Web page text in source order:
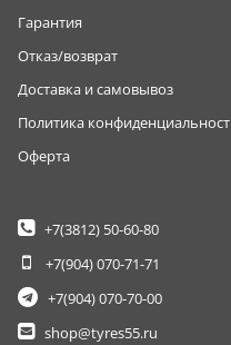
Гарантия
Отказ/возврат
Доставка и самовывоз
Политика
Оферта
+7(3812) 50-60-80
+7(904)070-71-71
+7(904)070-70-00
shop@tyres55.ru